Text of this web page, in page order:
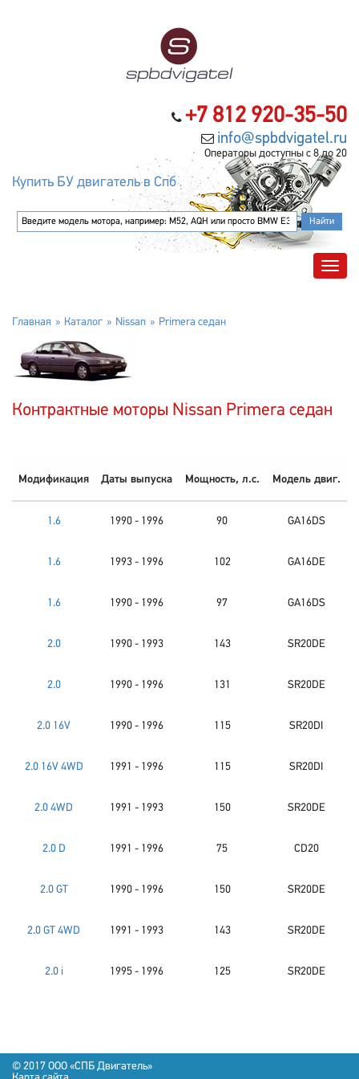
+7 812 920-35-50
info@spbdvigatel.ru
Операторы доступны с 8 до 20
Купить БУ двигатель в Спб
Главная Каталог Nissan Primera седан
Контрактные моторы Nissan Primera седан
Модификация Даты выпуска Мощность, л.с. Модель двиг.
1.6 1990 - 1996 90 GA16DS
1.6 1993 - 1996 102 GA16DE
1.6 1990 - 1996 97 GA16DS
2.0 1990 - 1993 143 SR20DE
2.0 1990 - 1996 131 SR20DE
2.0 16V 1990 - 1996 115 SR20DI
2.0 16V 4WD 1991 - 1996 115 SR20DI
2.0 4WD 1991 - 1993 150 SR20DE
2.0 D 1991 - 1996 75 CD20
2.0 GT 1990 - 1996 150 SR20DE
2.0 GT 4WD 1991 - 1993 143 SR20DE
2.0 i 1995 - 1996 125 SR20DE
© 2017 OOO «СПБ Двигатель»